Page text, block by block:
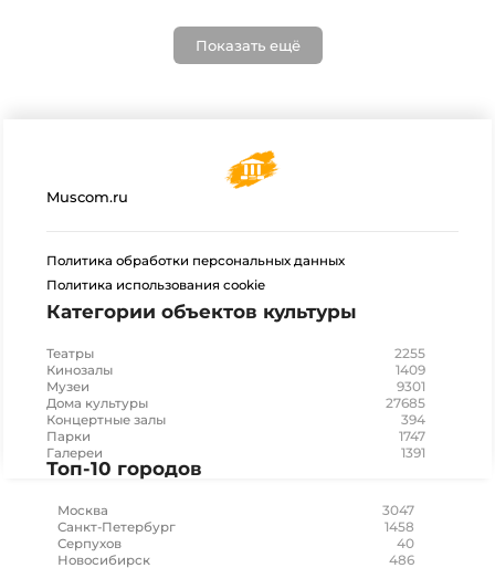
Показать ещё
Muscom.ru
Политика обработки персональных данных
Политика использования cookie
Категории объектов культуры
Театры 2255
Кинозалы 1409
Музеи 9301
Дома культуры 27685
Концертные залы 394
Парки 1747
Галереи 1391
Топ-10 городов
Москва 3047
Санкт-Петербург 1458
Серпухов 40
Новосибирск 486